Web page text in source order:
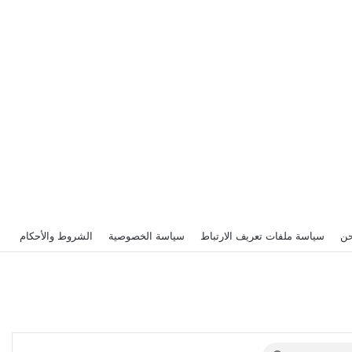
سياسة ملفات تعريف الارتباط سياسة الخصوصية الشروط والأحكام